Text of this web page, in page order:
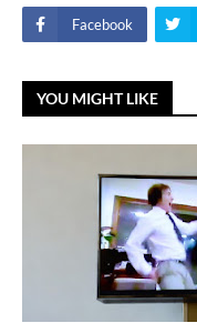
Facebook
YOU MIGHT LIKE